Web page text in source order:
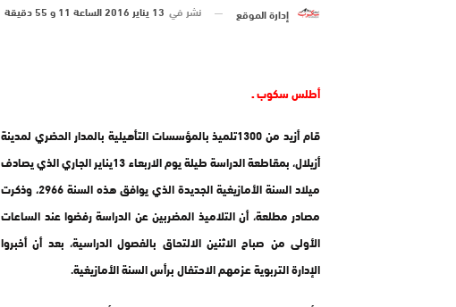
إدارة الموقع نشر في 13 يناير 2016 الساعة 11 و 55 دقيقة
أطلس سكوب ـ
قام أزيد من 1300تلميذ بالمؤسسات التأهيلية بالمدار الحضري لمدينة
أزيلال، بمقاطعة الدراسة طيلة يوم الاربعاء 13يناير الجاري الذي يصادف
ميلاد السنة الأمازيغية الجديدة الذي يوافق هذه السنة 2966، وذكرت
مصادر مطلعة، أن التلاميذ المضربين عن الدراسة رفضوا عند الساعات
الأولى من صباح الاثنين الالتحاق بالفصول الدراسية، بعد أن أخبروا
الإدارة التربوية عزمهم الاحتفال برأس السنة الأمازيغية.